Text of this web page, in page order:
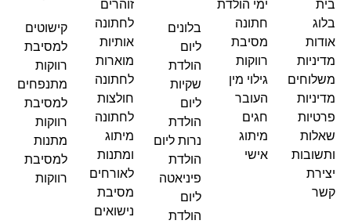
בית
בלוג
אודות
מדיניות
משלוחים
מדיניות
פרטיות
שאלות
ותשובות
יצירת
קשר
ימי הולדת
חתונה
מסיבת
רווקות
גילוי מין
העובר
חגים
מיתוג
אישי
בלונים
ליום
הולדת
שקיות
ליום
הולדת
נרות ליום
הולדת
פיניאטה
ליום
הולדת
זוהרים
לחתונה
אותיות
מוארות
לחתונה
חולצות
לחתונה
מיתוג
ומתנות
לאורחים
מסיבת
נישואים
קישוטים
למסיבת
רווקות
מתנפחים
למסיבת
רווקות
מתנות
למסיבת
רווקות